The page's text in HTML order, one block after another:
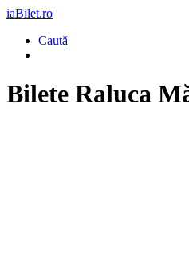
iaBilet.ro
Caută
Bilete Raluca